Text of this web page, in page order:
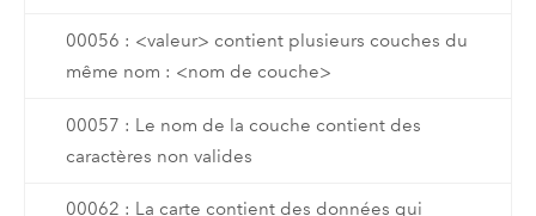
00056 : <valeur> contient plusieurs couches du
même nom : <nom de couche>
00057 : Le nom de la couche contient des
caractères non valides
00062 : La carte contient des données qui